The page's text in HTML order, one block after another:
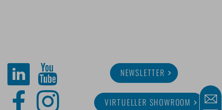
NEWSLETTER
VIRTUELLER SHOWROOM